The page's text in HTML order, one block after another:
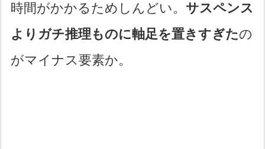
時間がかかるためしんどい。 サスペンス
よりガチ推理ものに軸足を置きすぎたの
がマイナス要素か。